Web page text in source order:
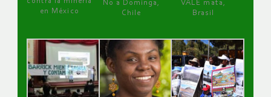
en México
No a Dominga,
Chile
VALE mata,
Brasil